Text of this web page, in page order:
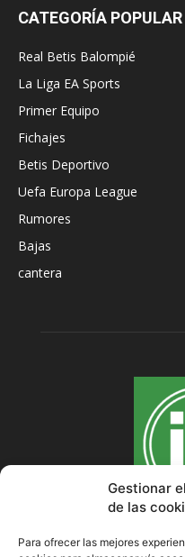
Gestionar
de las
Para ofrecer las mejores
CATEGORÍA POPULAR
Real Betis Balompié
La Liga EA Sports
Primer Equipo
Fichajes
Betis Deportivo
Uefa Europa League
Rumores
Bajas
cantera